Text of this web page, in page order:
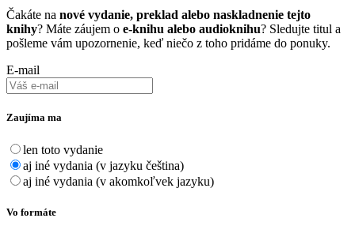
Čakáte na nové vydanie, preklad alebo naskladnenie tejto
knihy? Máte záujem o e-knihu alebo audioknihu? Sledujte titul a
pošleme vám upozornenie, keď niečo z toho pridáme do ponuky.
E-mail
Zaujíma ma
len toto vydanie
aj iné vydania (v jazyku čeština)
aj iné vydania (v akomkoľvek jazyku)
Vo formáte